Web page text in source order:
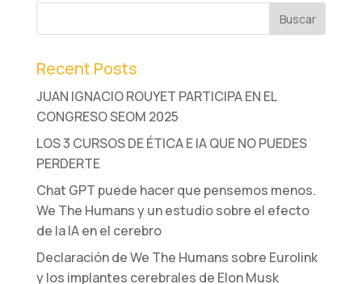
Recent Posts
JUAN IGNACIO ROUYET PARTICIPA EN EL
CONGRESO SEOM 2025
LOS 3 CURSOS DE ÉTICA E IA QUE NO PUEDES
PERDERTE
Chat GPT puede hacer que pensemos menos.
We The Humans y un estudio sobre el efecto
de la IA en el cerebro
Declaración de We The Humans sobre Eurolink
y los implantes cerebrales de Elon Musk